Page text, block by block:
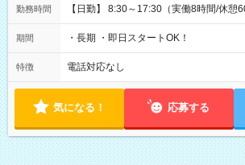
勤務時間 【日勤】 8:30～17:30（実働8時間/休憩
期間 ・長期 ・即日スタートOK！
特徴 電話対応なし
気になる！ 応募する